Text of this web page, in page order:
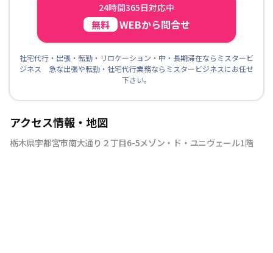
24時間365日対応中
無料 WEBから問合せ
社宅代行・出張・転勤・リロケーション・中・長期滞在ならミスタービ
ジネス 急な出張や転勤・社宅代行業務ならミスタービジネスにお任せ
下さい。
アクセス情報・地図
栃木県宇都宮市南大通り２丁目6-5メゾン・ド・ユニヴェール1階